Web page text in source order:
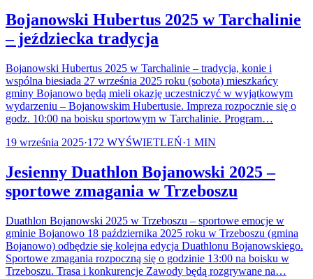
Bojanowski Hubertus 2025 w Tarchalinie
– jeździecka tradycja
Bojanowski Hubertus 2025 w Tarchalinie – tradycja, konie i
wspólna biesiada 27 września 2025 roku (sobota) mieszkańcy
gminy Bojanowo będą mieli okazję uczestniczyć w wyjątkowym
wydarzeniu – Bojanowskim Hubertusie. Impreza rozpocznie się o
godz. 10:00 na boisku sportowym w Tarchalinie. Program…
19 września 2025·172 WYŚWIETLEŃ·1 MIN
Jesienny Duathlon Bojanowski 2025 –
sportowe zmagania w Trzeboszu
Duathlon Bojanowski 2025 w Trzeboszu – sportowe emocje w
gminie Bojanowo 18 października 2025 roku w Trzeboszu (gmina
Bojanowo) odbędzie się kolejna edycja Duathlonu Bojanowskiego.
Sportowe zmagania rozpoczną się o godzinie 13:00 na boisku w
Trzeboszu. Trasa i konkurencje Zawody będą rozgrywane na…